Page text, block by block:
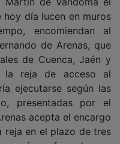
hoy día lucen en muros
encomiendan al
de Arenas, que
de Cuenca, Jaén y
la reja de acceso al
ejecutarse según las
presentadas por el
acepta el encargo
reja en el plazo de tres
serían sufragados, en